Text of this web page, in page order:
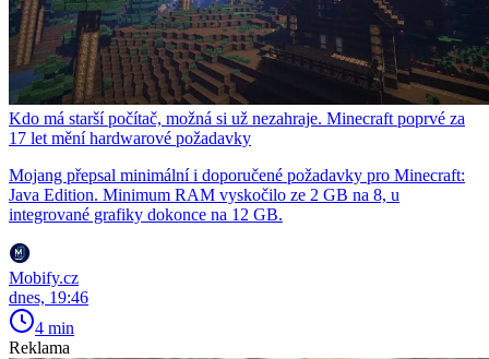
Kdo má starší počítač, možná si už nezahraje. Minecraft poprvé za
17 let mění hardwarové požadavky
Mojang přepsal minimální i doporučené požadavky pro Minecraft:
Java Edition. Minimum RAM vyskočilo ze 2 GB na 8, u
integrované grafiky dokonce na 12 GB.
Mobify.cz
dnes, 19:46
4 min
Reklama